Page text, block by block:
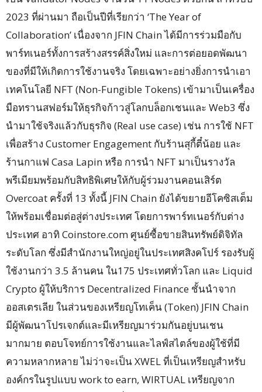
2023 ที่ผ่านมา ถือเป็นปีที่เรียกว่า ‘The Year of
Collaboration’ เนื่องจาก JFIN Chain ได้มีการร่วมมือกับ
พาร์ทเนอร์ทั้งการสร้างสรรค์สิ่งใหม่ และการต่อยอดพัฒนา
ของที่มีให้เกิดการใช้งานจริง โดยเฉพาะอย่างยิ่งการนำเอา
เทคโนโลยี NFT (Non-Fungible Tokens) เข้ามาเป็นเครื่อง
มือทรานสฟอร์มให้ธุรกิจก้าวสู่โลกบล็อกเชนและ Web3 ซึ่ง
นำมาใช้จริงแล้วกับธุรกิจ (Real use case) เช่น การใช้ NFT
เพื่อสร้าง Customer Engagement กับร้านสุกี้ตี๋น้อย และ
ร้านกาแฟ Casa Lapin หรือ การนำ NFT มาเป็นรางวัล
พรีเมียมพร้อมกับสิทธิพิเศษให้กับผู้ร่วมงานคอนเสิร์ต
Overcoat ครั้งที่ 13 ทั้งนี้ JFIN Chain ยังได้ขยายอีโคซิสเต็ม
ให้พร้อมเชื่อมต่อสู่ต่างประเทศ โดยการพาร์ทเนอร์กับต่าง
ประเทศ อาทิ Coinstore.com ศูนย์ซื้อขายสินทรัพย์ดิจิทัล
ระดับโลก ซึ่งมีสำนักงานใหญ่อยู่ในประเทศสิงคโปร์ รองรับผู้
ใช้งานกว่า 3.5 ล้านคน ใน175 ประเทศทั่วโลก และ Liquid
Crypto ผู้ให้บริการ Decentralized Finance ชั้นนำจาก
ออสเตรเลีย ในส่วนของเหรียญโทเค็น (Token) JFIN Chain
มีผู้พัฒนาโปรเจกต์และมีเหรียญมาร่วมกันอยู่บนเชน
มากมาย ตอบโจทย์การใช้งานและไลฟ์สไตล์ของผู้ใช้ที่มี
ความหลากหลาย ไม่ว่าจะเป็น XWEL ที่เป็นเหรียญสำหรับ
องค์กรในรูปแบบ work to earn, WIRTUAL เหรียญจาก